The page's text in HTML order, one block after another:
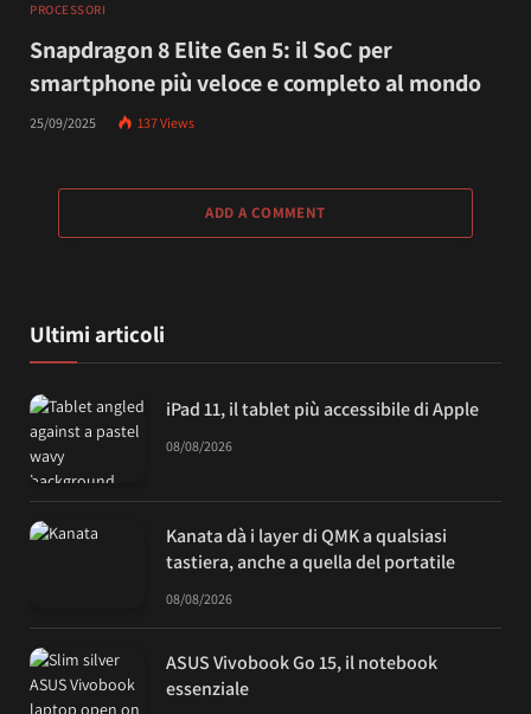
PROCESSORI
Snapdragon 8 Elite Gen 5: il SoC per
smartphone più veloce e completo al mondo
25/09/2025 137Views
ADD A COMMENT
Ultimi articoli
iPad 11, il tablet più accessibile di Apple
08/08/2026
Kanata dà i layer di QMK a qualsiasi
tastiera, anche a quella del portatile
08/08/2026
ASUS Vivobook Go 15, il notebook
essenziale